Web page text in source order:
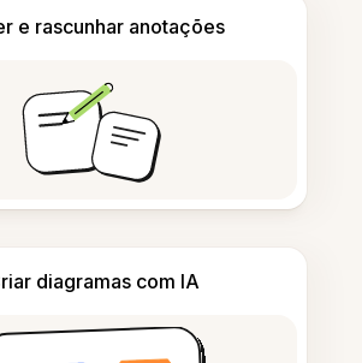
e rascunhar anotações
diagramas com IA